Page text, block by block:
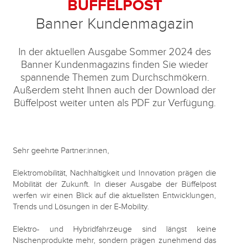
BÜFFELPOST
Banner Kundenmagazin
In der aktuellen Ausgabe Sommer 2024 des
Banner Kundenmagazins finden Sie wieder
spannende Themen zum Durchschmökern.
Außerdem steht Ihnen auch der Download der
Büffelpost weiter unten als PDF zur Verfügung.
Sehr geehrte Partner:innen,
Elektromobilität, Nachhaltigkeit und Innovation prägen die
Mobilität der Zukunft. In dieser Ausgabe der Büffelpost
werfen wir einen Blick auf die aktuellsten Entwicklungen,
Trends und Lösungen in der E-Mobility.
Elektro- und Hybridfahrzeuge sind längst keine
Nischenprodukte mehr, sondern prägen zunehmend das